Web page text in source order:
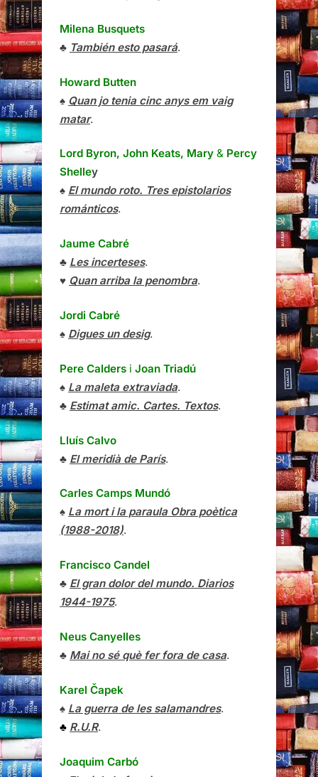
Milena Busquets
♣ También esto pasará.
Howard Butten
♠ Quan jo tenia cinc anys em vaig
matar.
Lord Byron, John Keats, Mary & Percy
Shelley
♠ El mundo roto. Tres epistolarios
románticos.
Jaume Cabré
♣ Les incerteses.
♥ Quan arriba la penombra.
Jordi Cabré
♠ Digues un desig.
Pere Calders i Joan Triadú
♠ La maleta extraviada.
♣ Estimat amic. Cartes. Textos.
Lluís Calvo
♣ El meridià de París.
Carles Camps Mundó
♠ La mort i la paraula Obra poètica
(1988-2018).
Francisco Candel
♣ El gran dolor del mundo. Diarios
1944-1975.
Neus Canyelles
♣ Mai no sé què fer fora de casa.
Karel Čapek
♠ La guerra de les salamandres.
♣ R.U.R.
Joaquim Carbó